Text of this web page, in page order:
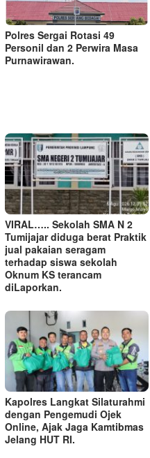
Polres Sergai Rotasi 49
Personil dan 2 Perwira Masa
Purnawirawan.
VIRAL….. Sekolah SMA N 2
Tumijajar diduga berat Praktik
jual pakaian seragam
terhadap siswa sekolah
Oknum KS terancam
diLaporkan.
Kapolres Langkat Silaturahmi
dengan Pengemudi Ojek
Online, Ajak Jaga Kamtibmas
Jelang HUT RI.